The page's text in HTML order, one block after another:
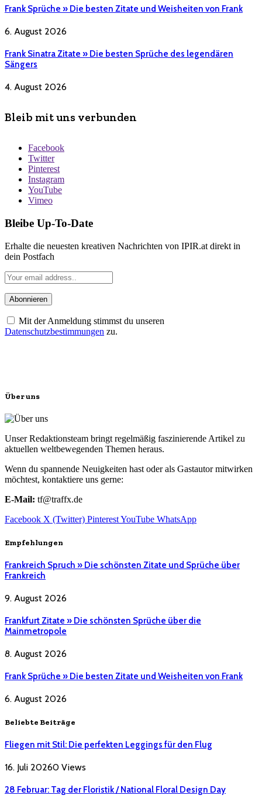
Frank Sprüche » Die besten Zitate und Weisheiten von Frank
6. August 2026
Frank Sinatra Zitate » Die besten Sprüche des legendären
Sängers
4. August 2026
Bleib mit uns verbunden
Facebook
Twitter
Pinterest
Instagram
YouTube
Vimeo
Bleibe Up-To-Date
Erhalte die neuesten kreativen Nachrichten von IPIR.at direkt in
dein Postfach
Mit der Anmeldung stimmst du unseren
Datenschutzbestimmungen zu.
Über uns
Unser Redaktionsteam bringt regelmäßig faszinierende Artikel zu
aktuellen weltbewegenden Themen heraus.
Wenn du spannende Neuigkeiten hast oder als Gastautor mitwirken
möchtest, kontaktiere uns gerne:
E-Mail: tf@traffx.de
Facebook X (Twitter) PinterestYouTube WhatsApp
Empfehlungen
Frankreich Spruch » Die schönsten Zitate und Sprüche über
Frankreich
9. August 2026
Frankfurt Zitate » Die schönsten Sprüche über die
Mainmetropole
8. August 2026
Frank Sprüche » Die besten Zitate und Weisheiten von Frank
6. August 2026
Beliebte Beiträge
Fliegen mit Stil: Die perfekten Leggings für den Flug
16. Juli 20260 Views
28 Februar: Tag der Floristik / National Floral Design Day